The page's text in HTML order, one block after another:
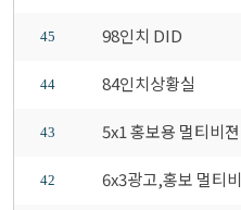
45 98인치 DID
44 84인치상황실
43 5x1 홍보용 멀티비젼
42 6x3광고,홍보 멀티